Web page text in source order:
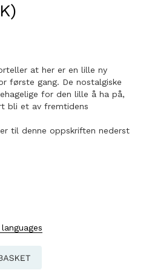
at her er en lille ny
første gang. De nostalgiske
for den lille å ha på,
bli et av fremtidens
til denne oppskriften nederst